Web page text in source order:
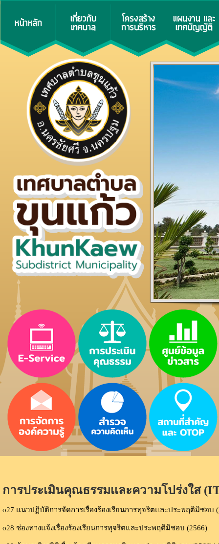
การประเมินคุณธรรมเเละความโปร่งใส
o27 แนวปฏิบัติการจัดการเรื่องร้องเรียนการทุจริตและประพฤติมิชอบ
o28 ช่องทางแจ้งเรื่องร้องเรียนการทุจริตและประพฤติมิชอบ (2566)